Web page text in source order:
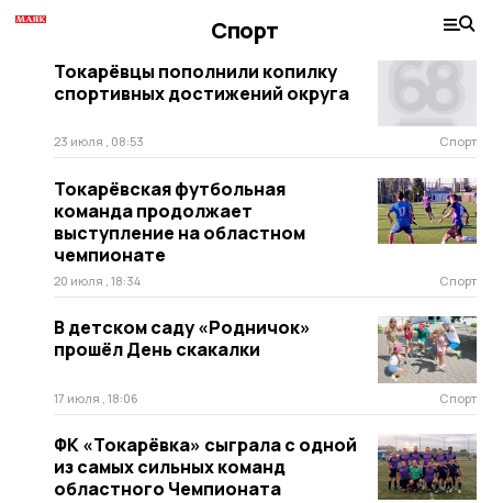
Спорт
Токарёвцы пополнили копилку
спортивных достижений округа
23 июля , 08:53 Спорт
Токарёвская футбольная
команда продолжает
выступление на областном
чемпионате
20 июля , 18:34 Спорт
В детском саду «Родничок»
прошёл День скакалки
17 июля , 18:06 Спорт
ФК «Токарёвка» сыграла с одной
из самых сильных команд
областного Чемпионата